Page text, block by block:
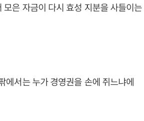
은 자금이 다시 효성 지분을 사들이는
에서는 누가 경영권을 손에 쥐느냐에